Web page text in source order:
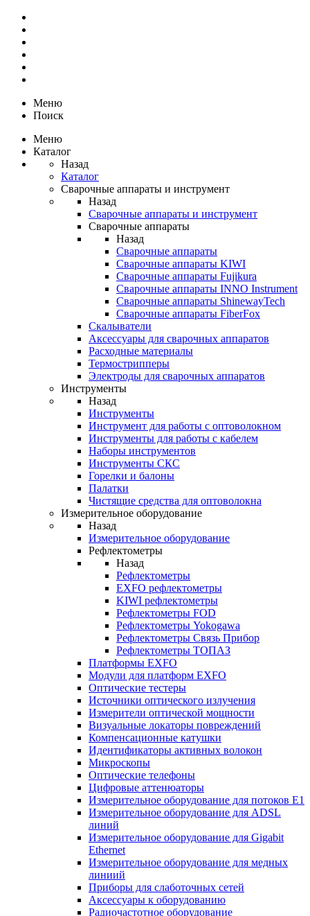
Меню
Поиск
Меню
Каталог
Назад
Каталог
Сварочные аппараты и инструмент
Назад
Сварочные аппараты и инструмент
Сварочные аппараты
Назад
Сварочные аппараты
Сварочные аппараты KIWI
Сварочные аппараты Fujikura
Сварочные аппараты INNO Instrument
Сварочные аппараты ShinewayTech
Cварочные аппараты FiberFox
Скалыватели
Аксессуары для сварочных аппаратов
Расходные материалы
Термострипперы
Электроды для сварочных аппаратов
Инструменты
Назад
Инструменты
Инструмент для работы с оптоволокном
Инструменты для работы с кабелем
Наборы инструментов
Инструменты СКС
Горелки и балоны
Палатки
Чистящие средства для оптоволокна
Измерительное оборудование
Назад
Измерительное оборудование
Рефлектометры
Назад
Рефлектометры
EXFO рефлектометры
KIWI рефлектометры
Рефлектометры FOD
Рефлектометры Yokogawa
Рефлектометры Связь Прибор
Рефлектометры ТОПАЗ
Платформы EXFO
Модули для платформ EXFO
Оптические тестеры
Источники оптического излучения
Измерители оптической мощности
Визуальные локаторы повреждений
Компенсационные катушки
Идентификаторы активных волокон
Микроскопы
Оптические телефоны
Цифровые аттенюаторы
Измерительное оборудование для потоков Е1
Измерительное оборудование для ADSL
линий
Измерительное оборудование для Gigabit
Ethernet
Измерительное оборудование для медных
линиий
Приборы для слаботочных сетей
Аксессуары к оборудованию
Радиочастотное оборудование